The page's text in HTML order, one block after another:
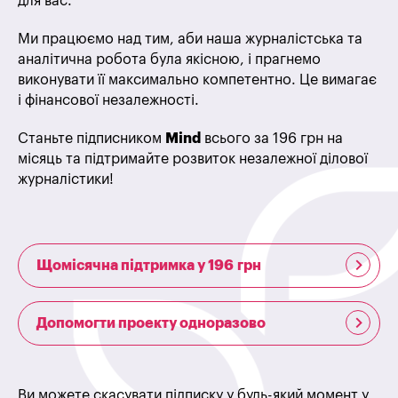
Ми працюємо над тим, аби наша журналістська та
аналітична робота була якісною, і прагнемо
виконувати її максимально компетентно. Це вимагає
і фінансової незалежності.
Станьте підписником Mind всього за 196 грн на
місяць та підтримайте розвиток незалежної ділової
журналістики!
Щомісячна підтримка у 196 грн
Допомогти проекту одноразово